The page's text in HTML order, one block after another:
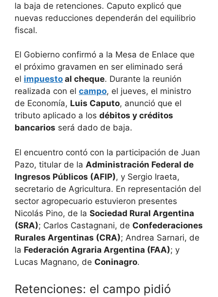
la baja de retenciones. Caputo explicó que
nuevas reducciones dependerán del equilibrio
fiscal.
El Gobierno confirmó a la Mesa de Enlace que
el próximo gravamen en ser eliminado será
el impuesto al cheque. Durante la reunión
realizada con el campo, el jueves, el ministro
de Economía, Luis Caputo, anunció que el
tributo aplicado a los débitos y créditos
bancarios será dado de baja.
El encuentro contó con la participación de Juan
Pazo, titular de la Administración Federal de
Ingresos Públicos (AFIP), y Sergio Iraeta,
secretario de Agricultura. En representación del
sector agropecuario estuvieron presentes
Nicolás Pino, de la Sociedad Rural Argentina
(SRA); Carlos Castagnani, de Confederaciones
Rurales Argentinas (CRA); Andrea Sarnari, de
la Federación Agraria Argentina (FAA); y
Lucas Magnano, de Coninagro.
Retenciones: el campo pidió